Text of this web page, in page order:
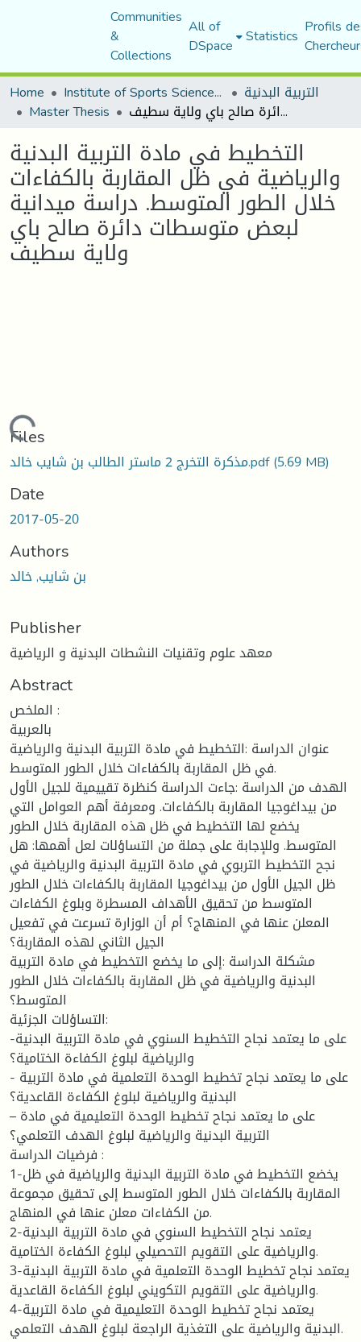
Communities
&
Collections
All of
DSpace Statistics Profils
Home
Institute of Sports Sciences and Techniques التربية البدنية
Master Thesis التخطيط في مادة التربية البدنية والرياضية في ظل المقاربة بالكفاءات خلال الطور المتوسط. دراسة ميدانية لبعض متوسطات دائرة صالح باي ولاية سطيف
التخطيط في مادة التربية البدنية
والرياضية في ظل المقاربة بالكفاءات
خلال الطور المتوسط. دراسة ميدانية
لبعض متوسطات دائرة صالح باي
ولاية سطيف
Files
مذكرة التخرج 2 ماستر الطالب بن شايب خالد.pdf(5.69 MB)
Date
2017-05-20
Authors
بن شايب, خالد
Publisher
معهد علوم وتقنيات النشطات البدنية و الرياضية
Abstract
الملخص :
بالعربية
عنوان الدراسة :التخطيط في مادة التربية البدنية والرياضية
في ظل المقاربة بالكفاءات خلال الطور المتوسط.
الهدف من الدراسة :جاءت الدراسة كنظرة تقييمية للجيل الأول
من بيداغوجيا المقاربة بالكفاءات. ومعرفة أهم العوامل التي
يخضع لها التخطيط في ظل هذه المقاربة خلال الطور
المتوسط. وللإجابة على جملة من التساؤلات لعل أهمها: هل
نجح التخطيط التربوي في مادة التربية البدنية والرياضية في
ظل الجيل الأول من بيداغوجيا المقاربة بالكفاءات خلال الطور
المتوسط من تحقيق الأهداف المسطرة وبلوغ الكفاءات
المعلن عنها في المنهاج؟ أم أن الوزارة تسرعت في تفعيل
الجيل الثاني لهذه المقاربة؟
مشكلة الدراسة :إلى ما يخضع التخطيط في مادة التربية
البدنية والرياضية في ظل المقاربة بالكفاءات خلال الطور
المتوسط؟
التساؤلات الجزئية:
-على ما يعتمد نجاح التخطيط السنوي في مادة التربية البدنية
والرياضية لبلوغ الكفاءة الختامية؟
- على ما يعتمد نجاح تخطيط الوحدة التعلمية في مادة التربية
البدنية والرياضية لبلوغ الكفاءة القاعدية؟
– على ما يعتمد نجاح تخطيط الوحدة التعليمية في مادة
التربية البدنية والرياضية لبلوغ الهدف التعلمي؟
فرضيات الدراسة :
1-يخضع التخطيط في مادة التربية البدنية والرياضية في ظل
المقاربة بالكفاءات خلال الطور المتوسط إلى تحقيق مجموعة
من الكفاءات معلن عنها في المنهاج.
2-يعتمد نجاح التخطيط السنوي في مادة التربية البدنية
والرياضية على التقويم التحصيلي لبلوغ الكفاءة الختامية.
3-يعتمد نجاح تخطيط الوحدة التعلمية في مادة التربية البدنية
والرياضية على التقويم التكويني لبلوغ الكفاءة القاعدية.
4-يعتمد نجاح تخطيط الوحدة التعليمية في مادة التربية
البدنية والرياضية على التغذية الراجعة لبلوغ الهدف التعلمي.